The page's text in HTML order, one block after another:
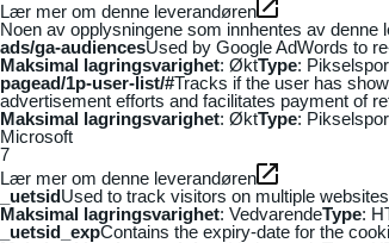
Lær mer om denne leverandøren
Noen av opplysningene som innhentes av
ads/ga-audiencesUsed by Google AdWords to
Maksimal lagringsvarighet: ØktType:
pagead/1p-user-list/#Tracks if the user has
advertisement efforts and facilitates payment of
Maksimal lagringsvarighet: ØktType:
Microsoft
7
Lær mer om denne leverandøren
_uetsidUsed to track visitors on multiple
Maksimal lagringsvarighet: VedvarendeType:
_uetsid_expContains the expiry-date for the